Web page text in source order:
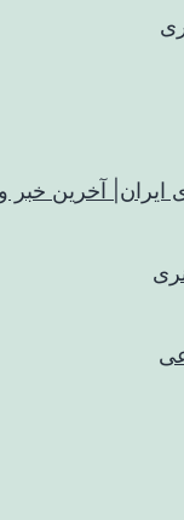
ایران| آخرین خبر